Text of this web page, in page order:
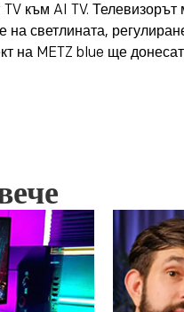
към AI TV.
светлината,
на METZ blue ще